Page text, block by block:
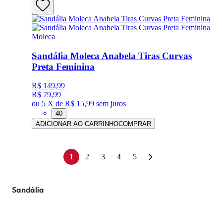
Moleca
Sandália Moleca Anabela Tiras Curvas
Preta Feminina
R$ 149,99
R$ 79,99
ou 5 X de R$ 15,99 sem juros
40
ADICIONAR AO CARRINHOCOMPRAR
1 2 3 4 5
Sandália